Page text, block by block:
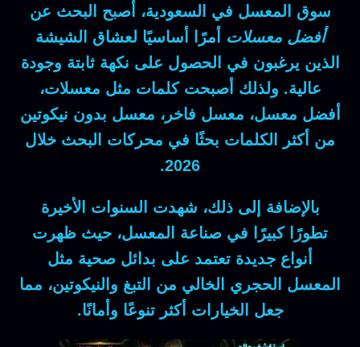
سوق المعسل في السعودية، أصبح البحث عن
أفضل معسلات
أمرًا أساسيًا لعشاق الشيشة
الذين يرغبون في الحصول على نكهة ثابتة وجودة
عالية. ولذلك أصبحت كلمات مثل معسلات،
أفضل معسل، معسل فاخر، معسل بدون نيكوتين
من أكثر الكلمات بحثًا في محركات البحث خلال
2026.
بالإضافة إلى ذلك، شهدت السنوات الأخيرة
تطورًا كبيرًا في صناعة المعسل، حيث ظهرت
أنواع جديدة تعتمد على بدائل صحية مثل
المعسل الحجري الخالي من التبغ والنيكوتين، مما
جعل الخيارات أكثر تنوعًا وأمانًا.